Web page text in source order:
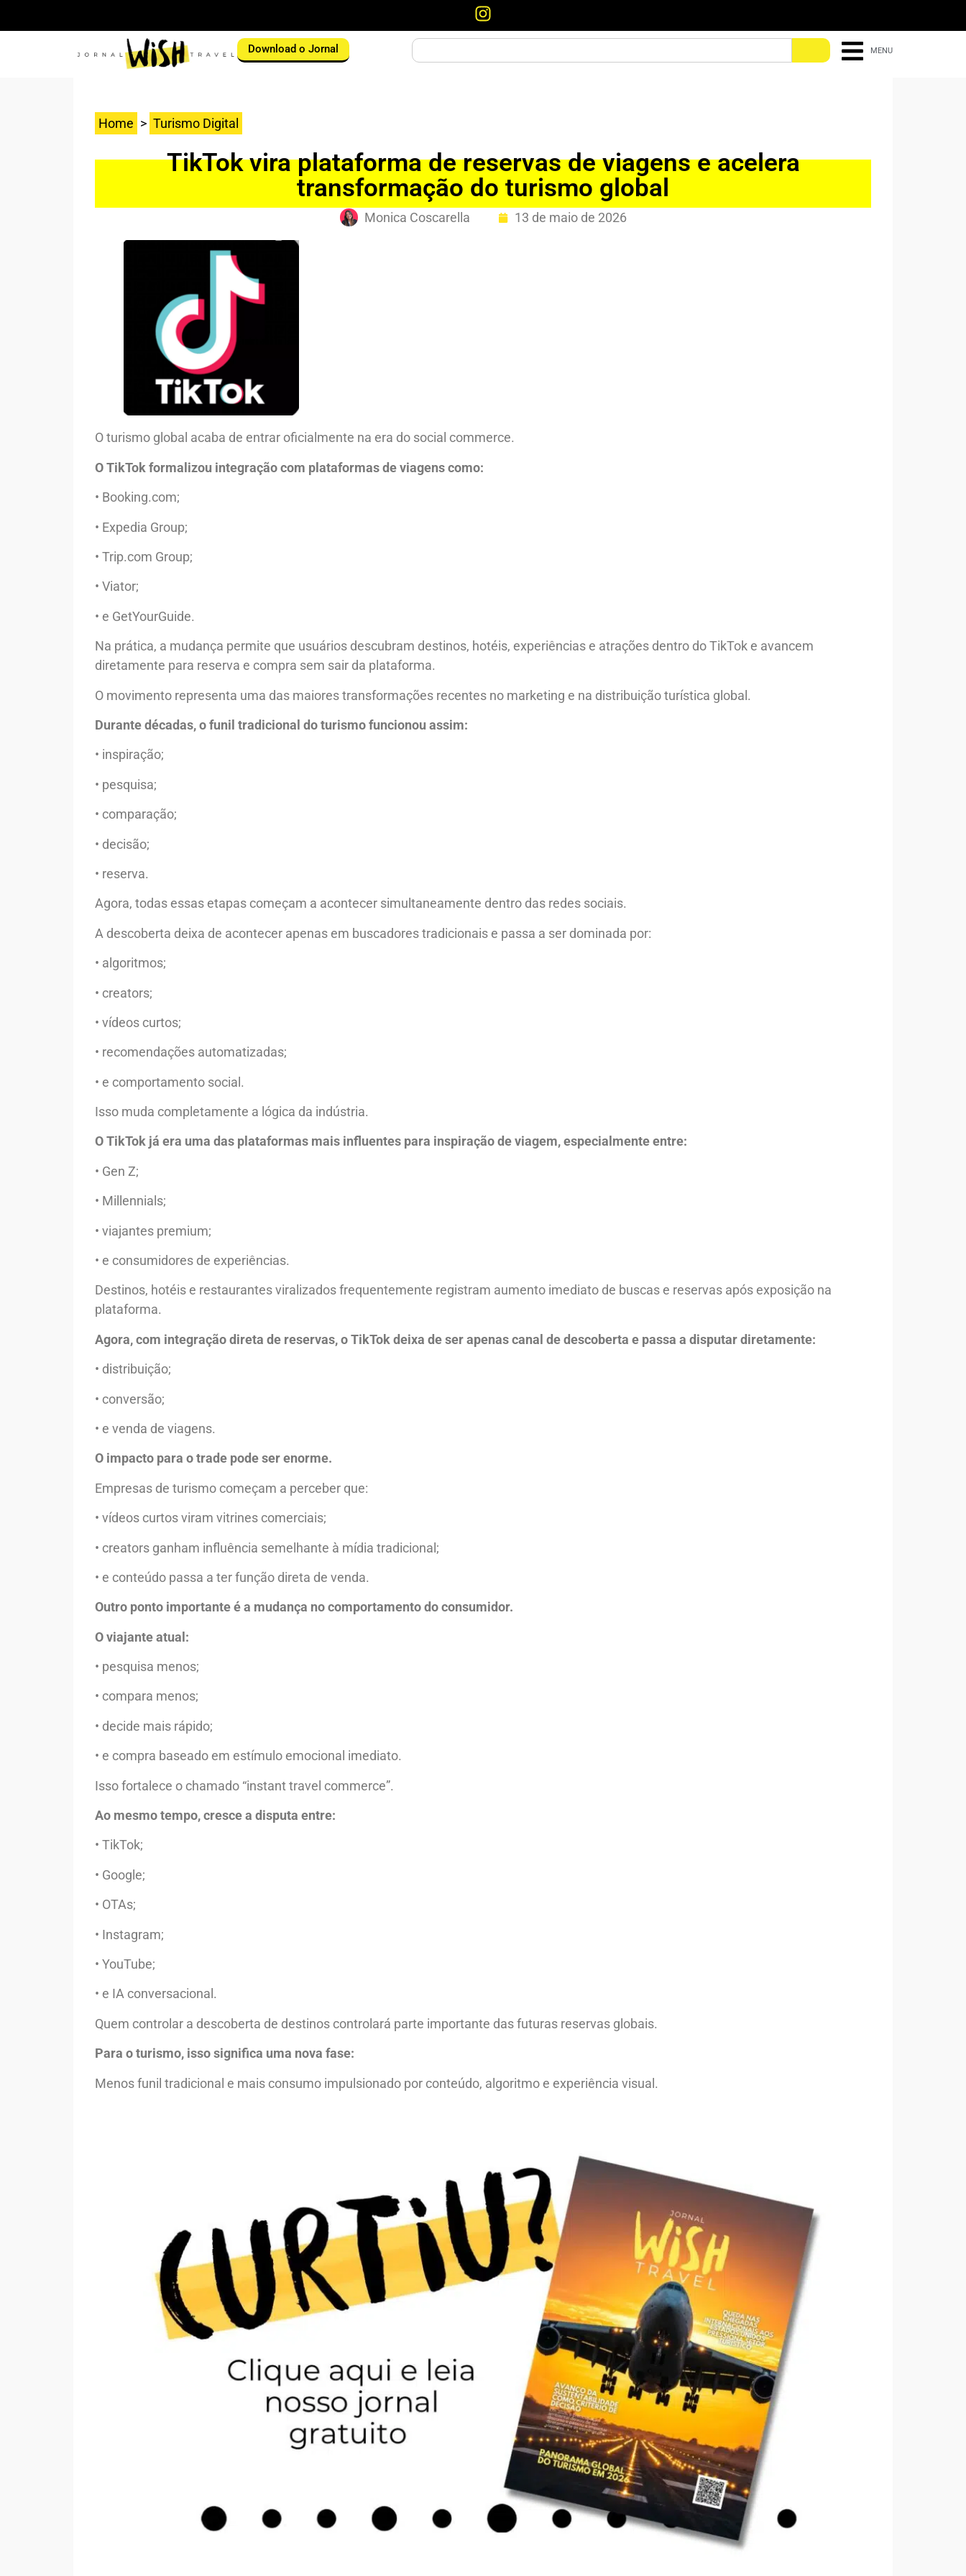
Download o Jornal MENU
Home > Turismo Digital
TikTok vira plataforma de reservas de viagens e acelera
transformação do turismo global
Monica Coscarella 13 de maio de 2026
O turismo global acaba de entrar oficialmente na era do social commerce.
O TikTok formalizou integração com plataformas de viagens como:
• Booking.com;
• Expedia Group;
• Trip.com Group;
• Viator;
• e GetYourGuide.
Na prática, a mudança permite que usuários descubram destinos, hotéis, experiências e atrações dentro do TikTok e avancem
diretamente para reserva e compra sem sair da plataforma.
O movimento representa uma das maiores transformações recentes no marketing e na distribuição turística global.
Durante décadas, o funil tradicional do turismo funcionou assim:
• inspiração;
• pesquisa;
• comparação;
• decisão;
• reserva.
Agora, todas essas etapas começam a acontecer simultaneamente dentro das redes sociais.
A descoberta deixa de acontecer apenas em buscadores tradicionais e passa a ser dominada por:
• algoritmos;
• creators;
• vídeos curtos;
• recomendações automatizadas;
• e comportamento social.
Isso muda completamente a lógica da indústria.
O TikTok já era uma das plataformas mais influentes para inspiração de viagem, especialmente entre:
• Gen Z;
• Millennials;
• viajantes premium;
• e consumidores de experiências.
Destinos, hotéis e restaurantes viralizados frequentemente registram aumento imediato de buscas e reservas após exposição na
plataforma.
Agora, com integração direta de reservas, o TikTok deixa de ser apenas canal de descoberta e passa a disputar diretamente:
• distribuição;
• conversão;
• e venda de viagens.
O impacto para o trade pode ser enorme.
Empresas de turismo começam a perceber que:
• vídeos curtos viram vitrines comerciais;
• creators ganham influência semelhante à mídia tradicional;
• e conteúdo passa a ter função direta de venda.
Outro ponto importante é a mudança no comportamento do consumidor.
O viajante atual:
• pesquisa menos;
• compara menos;
• decide mais rápido;
• e compra baseado em estímulo emocional imediato.
Isso fortalece o chamado “instant travel commerce”.
Ao mesmo tempo, cresce a disputa entre:
• TikTok;
• Google;
• OTAs;
• Instagram;
• YouTube;
• e IA conversacional.
Quem controlar a descoberta de destinos controlará parte importante das futuras reservas globais.
Para o turismo, isso significa uma nova fase:
Menos funil tradicional e mais consumo impulsionado por conteúdo, algoritmo e experiência visual.